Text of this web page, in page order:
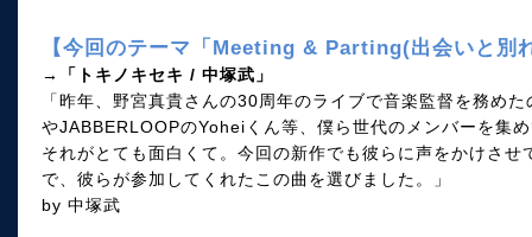
【今回のテーマ「Meeting & Parting(出会いと別
→「トキノキセキ / 中塚武」
「昨年、野宮真貴さんの30周年のライブで音楽監督を務め
やJABBERLOOPのYoheiくん等、僕ら世代のメンバーを集
それがとても面白くて。今回の新作でも彼らに声をかけさ
で、彼らが参加してくれたこの曲を選びました。」
by 中塚武